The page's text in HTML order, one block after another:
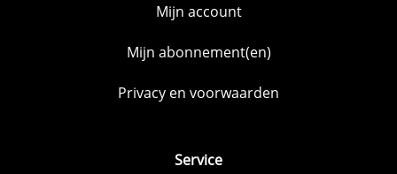
Mijn account
Mijn abonnement(en)
Privacy en voorwaarden
Service